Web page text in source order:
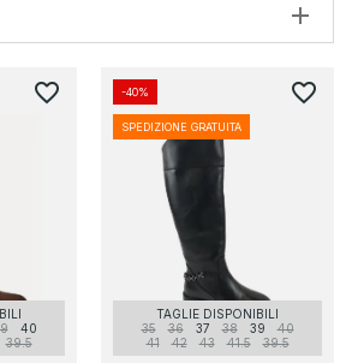
40
39.5
favorite_border
TAGLIE DISPONIBILI
35
36 37 38 39
40
41
42 43 41.5 39.5
-40%
SPEDIZIONE GRATUITA
favorite_border